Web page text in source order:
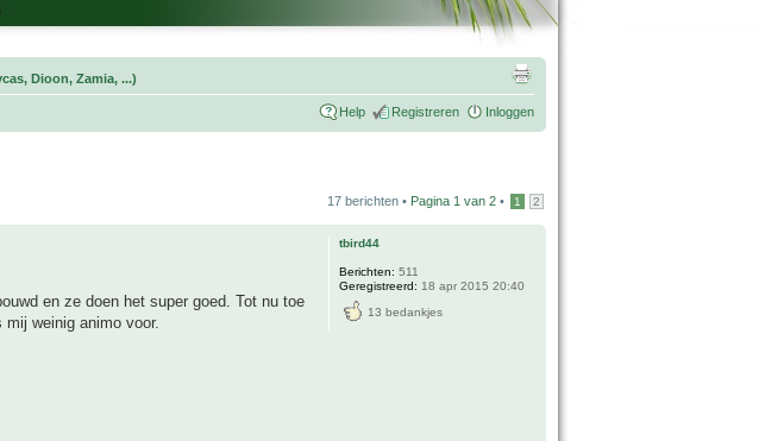
Dioon, Zamia, ...)
Help Registreren Inloggen
17 berichten • Pagina 1 van 2 • 1 2
en ze doen het super goed. Tot nu toe
weinig animo voor.
tbird44
Berichten: 511
Geregistreerd: 18 apr 2015 20:40
13 bedankjes